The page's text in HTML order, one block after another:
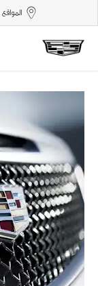
المواقع